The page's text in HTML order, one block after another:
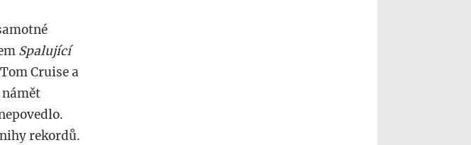
Spalující
Cruise a
rekordů.